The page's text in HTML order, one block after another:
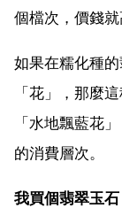
個檔次，價錢就
如果在糯化種
「花」，那麼
「水地飄藍花
的消費層次。
我買個翡翠玉